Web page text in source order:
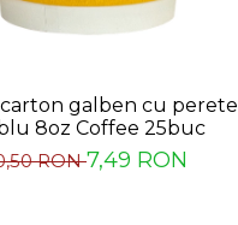
galben cu perete
8oz Coffee 25buc
RON7,49 RON